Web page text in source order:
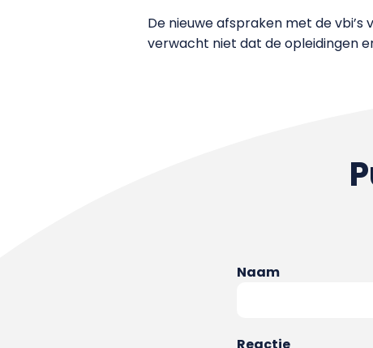
De nieuwe afspraken met de
verwacht niet dat de opleidingen
Naam
Reactie